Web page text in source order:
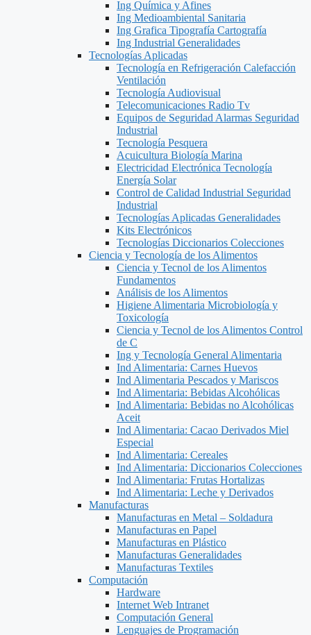
Ing Química y Afines
Ing Medioambiental Sanitaria
Ing Grafica Tipografía Cartografía
Ing Industrial Generalidades
Tecnologías Aplicadas
Tecnología en Refrigeración Calefacción
Ventilación
Tecnología Audiovisual
Telecomunicaciones Radio Tv
Equipos de Seguridad Alarmas Seguridad
Industrial
Tecnología Pesquera
Acuicultura Biología Marina
Electricidad Electrónica Tecnología
Energía Solar
Control de Calidad Industrial Seguridad
Industrial
Tecnologías Aplicadas Generalidades
Kits Electrónicos
Tecnologías Diccionarios Colecciones
Ciencia y Tecnología de los Alimentos
Ciencia y Tecnol de los Alimentos
Fundamentos
Análisis de los Alimentos
Higiene Alimentaria Microbiología y
Toxicología
Ciencia y Tecnol de los Alimentos Control
de C
Ing y Tecnología General Alimentaria
Ind Alimentaria: Carnes Huevos
Ind Alimentaria Pescados y Mariscos
Ind Alimentaria: Bebidas Alcohólicas
Ind Alimentaria: Bebidas no Alcohólicas
Aceit
Ind Alimentaria: Cacao Derivados Miel
Especial
Ind Alimentaria: Cereales
Ind Alimentaria: Diccionarios Colecciones
Ind Alimentaria: Frutas Hortalizas
Ind Alimentaria: Leche y Derivados
Manufacturas
Manufacturas en Metal – Soldadura
Manufacturas en Papel
Manufacturas en Plástico
Manufacturas Generalidades
Manufacturas Textiles
Computación
Hardware
Internet Web Intranet
Computación General
Lenguajes de Programación